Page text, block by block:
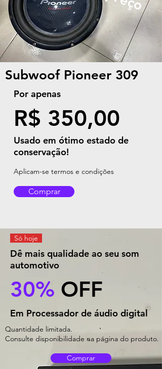
Subwoof Pioneer 309
Por apenas
R$ 350,00
Usado em ótimo estado de
conservação!
Aplicam-se termos e condições
Comprar
Só hoje
Dê mais qualidade ao seu som
automotivo
30% OFF
Em Processador de áudio digital
Quantidade limitada.
Consulte disponibilidade na página do produto.
Comprar